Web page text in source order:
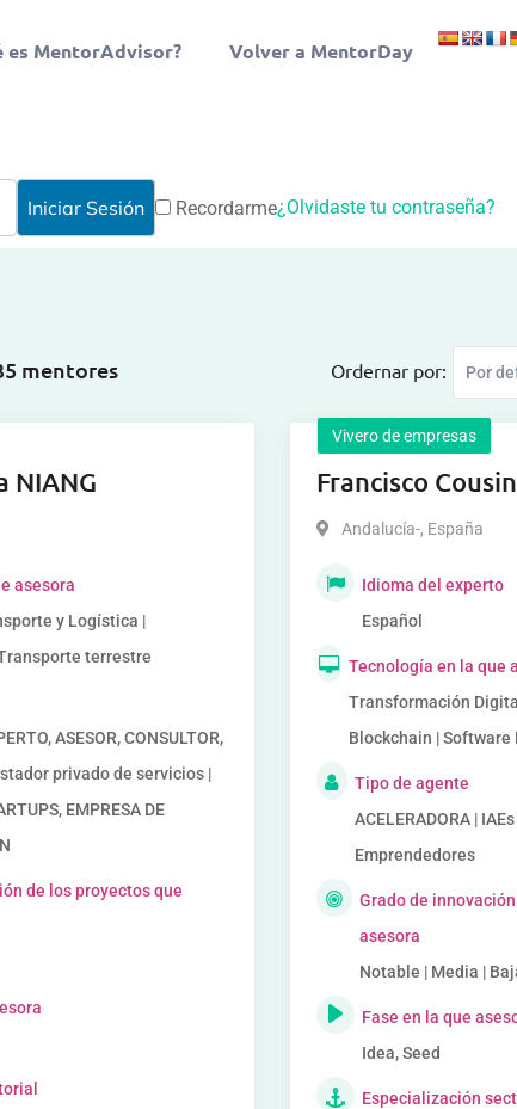
es MentorAdvisor? Volver a MentorDay
Recordarme¿Olvidaste tu contraseña?
mentores Ordernar por:
NIANG
asesora
y Logística |
terrestre
ASESOR, CONSULTOR,
privado de servicios |
EMPRESA DE
de los proyectos que
Vivero de empresas
Francisco
Andalucía-, España
Idioma del experto
Español
Tecnología en la que
Transformación
Blockchain | Software
Tipo de agente
ACELERADORA |
Emprendedores
Grado de
asesora
Notable | Media |
Fase en la que
Idea, Seed
Especialización